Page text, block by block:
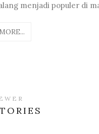
menjadi populer di